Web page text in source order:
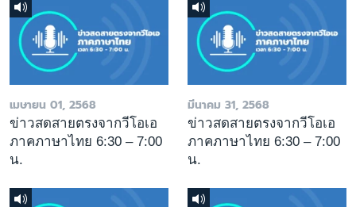
เมษายน 01, 2568
ข่าวสดสายตรงจากวีโอเอ
ภาคภาษาไทย 6:30 – 7:00
น.
มีนาคม 31, 2568
ข่าวสดสายตรงจากวีโอเอ
ภาคภาษาไทย 6:30 – 7:00
น.